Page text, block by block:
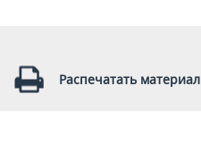
Распечатать материал